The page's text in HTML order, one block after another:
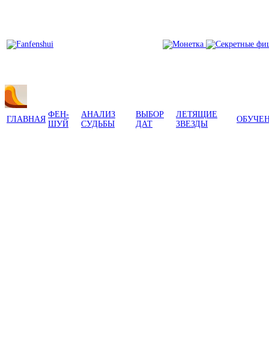
ГЛАВНАЯ
ФЕН-
ШУЙ
АНАЛИЗ
СУДЬБЫ
ВЫБОР
ДАТ
ЛЕТЯЩИЕ
ЗВЕЗДЫ